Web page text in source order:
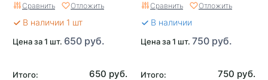
Сравнить Отложить
В наличии 1 шт
Цена за 1 шт. 650 руб.
Итого: 650 руб.
Сравнить Отложить
В наличии
Цена за 1 шт. 750 руб.
Итого: 750 руб.